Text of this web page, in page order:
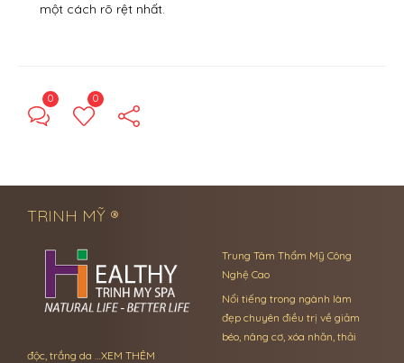
một cách rõ rệt nhất.
0 0
TRINH MỸ ®
Trung Tâm Thẩm Mỹ Công
Nghệ Cao
Nổi tiếng trong ngành làm
đẹp chuyên điều trị về giảm
béo, nâng cơ, xóa nhăn, thải
độc, trắng da …XEM THÊM